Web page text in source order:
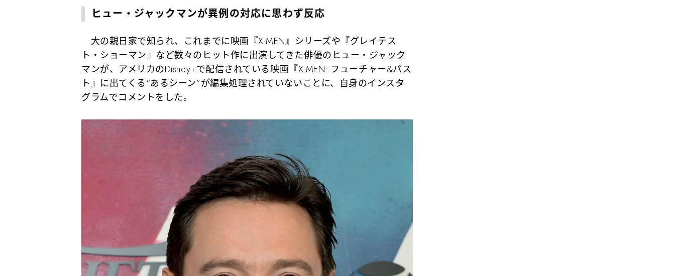
ヒュー・ジャックマンが異例の対応に思わず反応
大の親日家で知られ、これまでに映画『X-MEN』シリーズや『グレイテス
ト・ショーマン』など数々のヒット作に出演してきた俳優の ヒュー・ジャック
マンが、アメリカのDisney+で配信されている映画『X-MEN: フューチャー&パス
ト』に出てくる“あるシーン”が編集処理されていないことに、自身のインスタ
グラムでコメントをした。